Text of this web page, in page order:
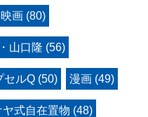
映画 (80)
山口隆 (56)
セルQ (50) 漫画 (49)
ヤ式自在置物 (48)